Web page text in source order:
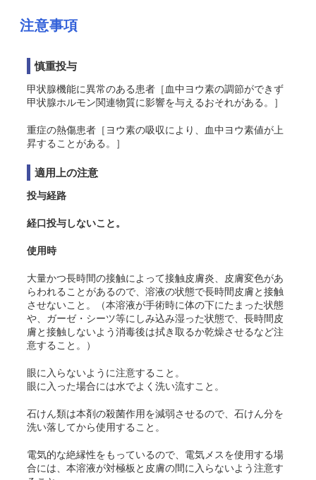
注意事項
慎重投与
甲状腺機能に異常のある患者 ［血中ヨウ素の調節ができず
甲状腺ホルモン関連物質に影響を与えるおそれがある。］
重症の熱傷患者［ヨウ素の吸収により、血中ヨウ素値が上
昇することがある。］
適用上の注意
投与経路
経口投与しないこと。
使用時
大量かつ長時間の接触によって接触皮膚炎、皮膚変色があ
らわれることがあるので、溶液の状態で長時間皮膚と接触
させないこと 。（本溶液が手術時に体の下にたまった状態
や、ガーゼ・シーツ等にしみ込み湿った状態で、長時間皮
膚と接触しないよう消毒後は拭き取るか乾燥させるなど注
意すること。）
眼に入らないように注意すること。
眼に入った場合には水でよく洗い流すこと。
石けん類は本剤の殺菌作用を減弱させるので、石けん分を
洗い落してから使用すること。
電気的な絶縁性をもっているので、電気メスを使用する場
合には、本溶液が対極板と皮膚の間に入らないよう注意す